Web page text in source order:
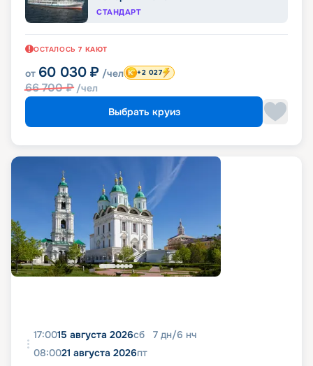
СТАНДАРТ
ОСТАЛОСЬ 7 КАЮТ
от 60 030 ₽ /чел
66 700₽ /чел
+2 027
Выбрать круиз
17:0015 августа 2026сб 7 дн/6 нч
08:0021 августа 2026пт